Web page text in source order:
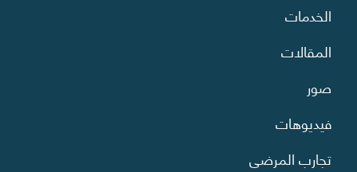
الخدمات
المقالات
صور
فيديوهات
تجارب المرضى